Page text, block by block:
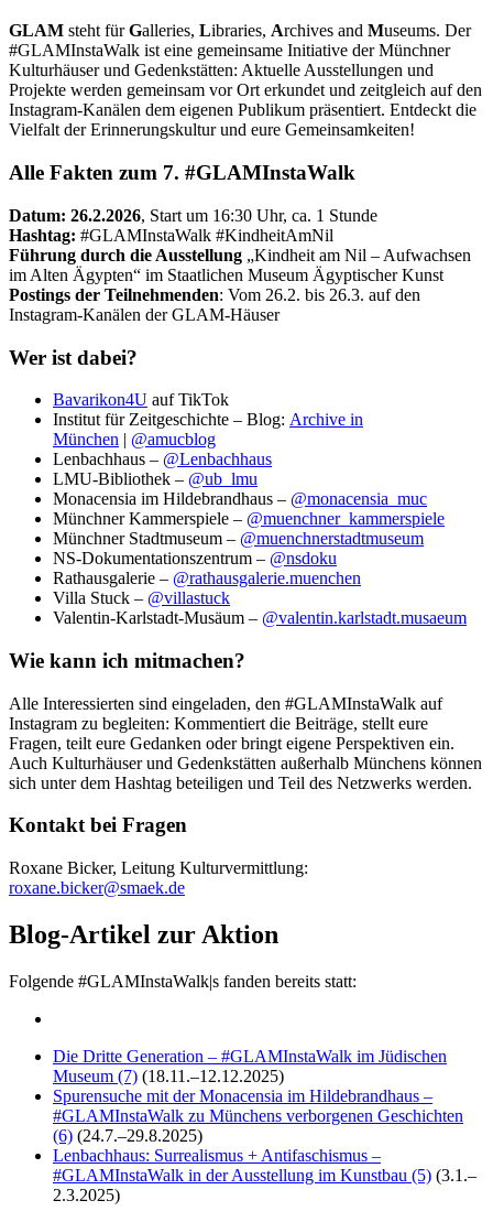
GLAM steht fürGalleries, Libraries, Archives and Museums. Der
#GLAMInstaWalk ist eine gemeinsame Initiative der Münchner
Kulturhäuser und Gedenkstätten: Aktuelle Ausstellungen und
Projekte werden gemeinsam vor Ort erkundet und zeitgleich auf den
Instagram-Kanälen dem eigenen Publikum präsentiert. Entdeckt die
Vielfalt der Erinnerungskultur und eure Gemeinsamkeiten!
Alle Fakten zum 7. #GLAMInstaWalk
Datum: 26.2.2026, Start um 16:30 Uhr, ca. 1 Stunde
Hashtag: #GLAMInstaWalk #KindheitAmNil
Führung durch die Ausstellung „Kindheit am Nil – Aufwachsen
im Alten Ägypten“ im Staatlichen Museum Ägyptischer Kunst
Postings der Teilnehmenden: Vom 26.2. bis 26.3. auf den
Instagram-Kanälen der GLAM-Häuser
Wer ist dabei?
Bavarikon4U auf TikTok
Institut für Zeitgeschichte – Blog: Archive in
München | @amucblog
Lenbachhaus – @Lenbachhaus
LMU-Bibliothek – @ub_lmu
Monacensia im Hildebrandhaus – @monacensia_muc
Münchner Kammerspiele – @muenchner_kammerspiele
Münchner Stadtmuseum – @muenchnerstadtmuseum
NS-Dokumentationszentrum – @nsdoku
Rathausgalerie – @rathausgalerie.muenchen
Villa Stuck – @villastuck
Valentin-Karlstadt-Musäum – @valentin.karlstadt.musaeum
Wie kann ich mitmachen?
Alle Interessierten sind eingeladen, den #GLAMInstaWalk auf
Instagram zu begleiten: Kommentiert die Beiträge, stellt eure
Fragen, teilt eure Gedanken oder bringt eigene Perspektiven ein.
Auch Kulturhäuser und Gedenkstätten außerhalb Münchens können
sich unter dem Hashtag beteiligen und Teil des Netzwerks werden.
Kontakt bei Fragen
Roxane Bicker, Leitung Kulturvermittlung:
roxane.bicker@smaek.de
Blog-Artikel zur Aktion
Folgende #GLAMInstaWalk|s fanden bereits statt:
Die Dritte Generation – #GLAMInstaWalk im Jüdischen
Museum (7) (18.11.–12.12.2025)
Spurensuche mit der Monacensia im Hildebrandhaus –
#GLAMInstaWalk zu Münchens verborgenen Geschichten
(6) (24.7.–29.8.2025)
Lenbachhaus: Surrealismus + Antifaschismus –
#GLAMInstaWalk in der Ausstellung im Kunstbau (5) (3.1.–
2.3.2025)